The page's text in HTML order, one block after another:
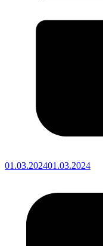
01.03.202401.03.2024